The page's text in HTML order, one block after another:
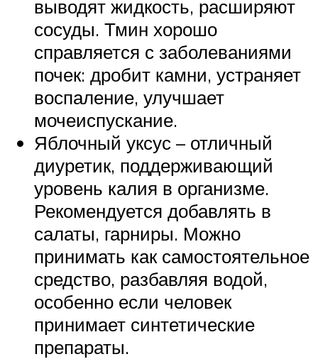
выводят жидкость, расширяют
сосуды. Тмин хорошо
справляется с заболеваниями
почек: дробит камни, устраняет
воспаление, улучшает
мочеиспускание.
Яблочный уксус – отличный
диуретик, поддерживающий
уровень калия в организме.
Рекомендуется добавлять в
салаты, гарниры. Можно
принимать как самостоятельное
средство, разбавляя водой,
особенно если человек
принимает синтетические
препараты.